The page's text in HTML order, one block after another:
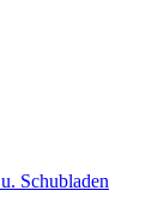
Schubladen